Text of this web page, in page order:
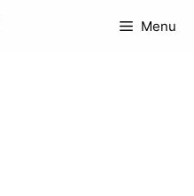
Menu